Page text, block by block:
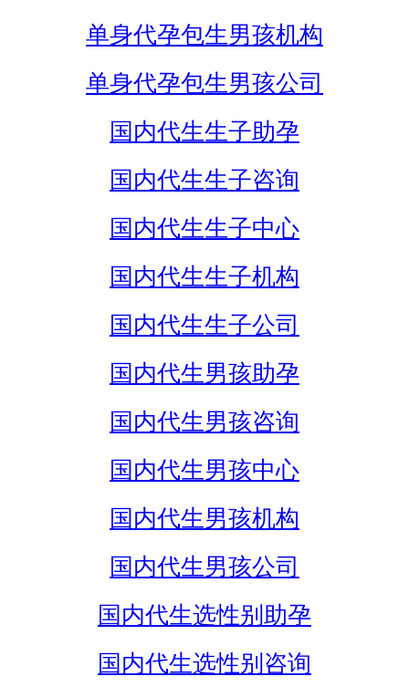
单身代孕包生男孩机构
单身代孕包生男孩公司
国内代生生子助孕
国内代生生子咨询
国内代生生子中心
国内代生生子机构
国内代生生子公司
国内代生男孩助孕
国内代生男孩咨询
国内代生男孩中心
国内代生男孩机构
国内代生男孩公司
国内代生选性别助孕
国内代生选性别咨询